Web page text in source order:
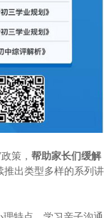
策， 帮助家长们缓解
推出类型多样的系列讲